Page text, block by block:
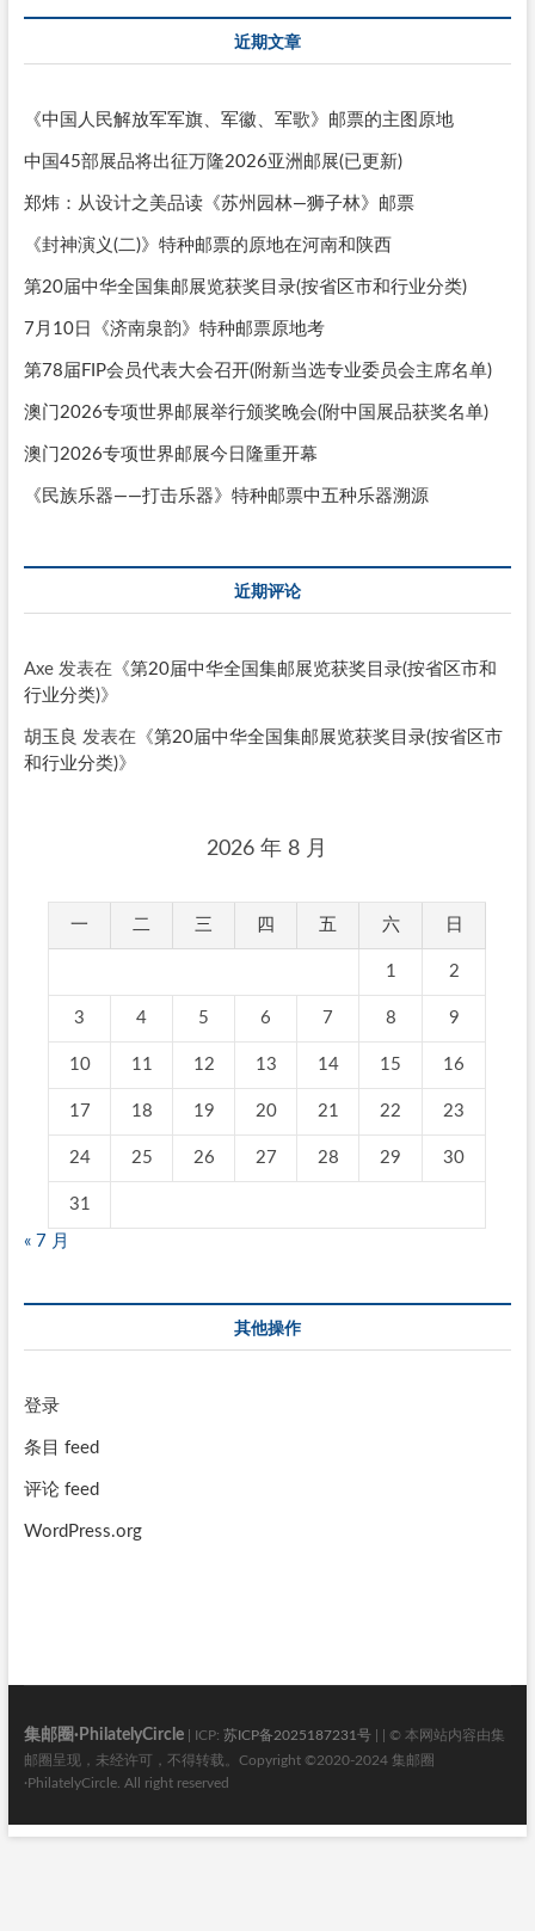
近期文章
《中国人民解放军军旗、军徽、军歌》邮票的主图原地
中国45部展品将出征万隆2026亚洲邮展(已更新)
郑炜：从设计之美品读《苏州园林—狮子林》邮票
《封神演义(二)》特种邮票的原地在河南和陕西
第20届中华全国集邮展览获奖目录(按省区市和行业分类)
7月10日《济南泉韵》特种邮票原地考
第78届FIP会员代表大会召开(附新当选专业委员会主席名单)
澳门2026专项世界邮展举行颁奖晚会(附中国展品获奖名单)
澳门2026专项世界邮展今日隆重开幕
《民族乐器——打击乐器》特种邮票中五种乐器溯源
近期评论
Axe发表在《第20届中华全国集邮展览获奖目录(按省区市和
行业分类)》
胡玉良 发表在《第20届中华全国集邮展览获奖目录(按省区市
和行业分类)》
2026 年 8 月
一 二 三 四 五 六 日
1 2
3 4 5 6 7 8 9
10 11 12 13 14 15 16
17 18 19 20 21 22 23
24 25 26 27 28 29 30
31
« 7 月
其他操作
登录
条目 feed
评论 feed
WordPress.org
集邮圈·PhilatelyCircle| ICP: 苏ICP备2025187231号| | © 本网站内容由集
邮圈呈现，未经许可，不得转载。Copyright ©2020-2024 集邮圈
·PhilatelyCircle. All right reserved